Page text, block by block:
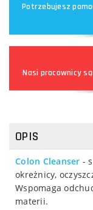
Potrzebujesz
Nasi pracownicy
OPIS
Colon Cleanser -
okreżnicy,
Wspomaga
materii.